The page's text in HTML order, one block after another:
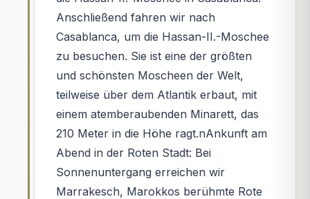
Anschließend fahren wir nach
Casablanca, um die Hassan-II.-Moschee
zu besuchen. Sie ist eine der größten
und schönsten Moscheen der Welt,
teilweise über dem Atlantik erbaut, mit
einem atemberaubenden Minarett, das
210 Meter in die Höhe ragt.nAnkunft am
Abend in der Roten Stadt: Bei
Sonnenuntergang erreichen wir
Marrakesch, Marokkos berühmte Rote